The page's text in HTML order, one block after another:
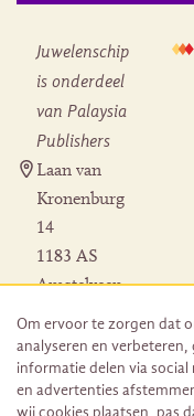
Juwelenschip
is onderdeel
van Palaysia
Publishers
Laan van
Kronenburg
14
1183 AS
Amstelveen
Herroeping
bestelling
Om ervoor te zorgen dat
analyseren en
informatie delen via
en advertenties
wij cookies plaatsen, pas